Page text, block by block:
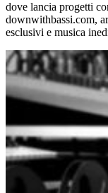
dove lancia progetti
downwithbassi.com,
esclusivi e musica